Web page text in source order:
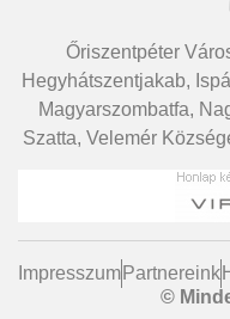
Őriszentpéter
Hegyhátszentjakab,
Magyarszombatfa,
Szatta, Velemér
©
Impresszum Partnereink